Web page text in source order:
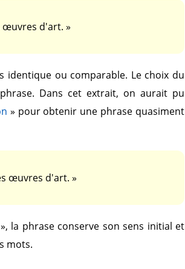
d'art. »
identique ou comparable. Le choix du
Dans cet extrait, on aurait pu
» pour obtenir une phrase quasiment
œuvres d'art. »
, la phrase conserve son sens initial et
mots.